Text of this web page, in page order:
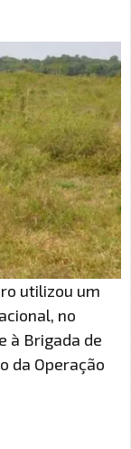
utilizou um
no
à Brigada de
da Operação